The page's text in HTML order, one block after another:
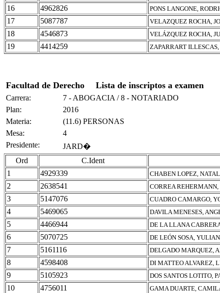
16 4962826 PONS LANGONE,
17 5087787 VELAZQUEZ ROCHA,
18 4546873 VELÁZQUEZ ROCHA,
19 4414259 ZAPARRART
Facultad de Derecho Lista de inscriptos a examen
Carrera:
7 - ABOGACIA / 8 - NOTARIADO
Plan:
2016
Materia:
(11.6) PERSONAS
Mesa:
4
Presidente:
JARD�
Ord
C.Ident
1
4929339 CHABEN LOPEZ,
2 2638541 CORREA
3 5147076 CUADRO CAMARGO,
4 5469065 DAVILA MENESES,
5 4466944 DE LA LLANA
6 5070725 DE LEÓN SOSA,
7 5161116 DELGADO MARQUEZ,
8 4598408 DI MATTEO ALVAREZ,
9 5105923 DOS SANTOS LOTITO,
10 4756011 GAMA DUARTE,